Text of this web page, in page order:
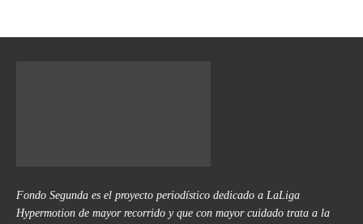
Fondo Segunda es el proyecto periodístico dedicado a LaLiga
Hypermotion de mayor recorrido y que con mayor cuidado trata a la